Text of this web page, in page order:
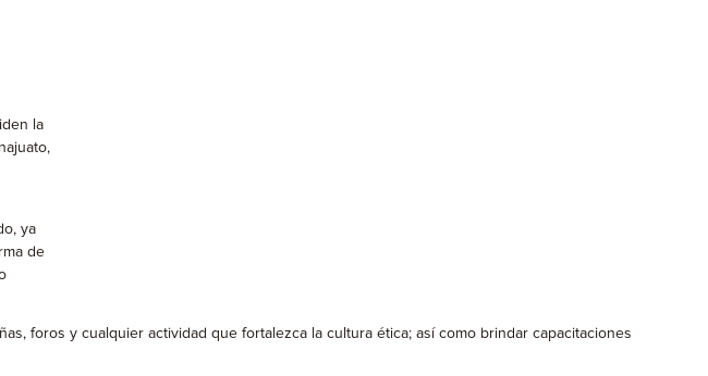
la
ya
de
foros y cualquier actividad que fortalezca la cultura ética; así como brindar capacitaciones